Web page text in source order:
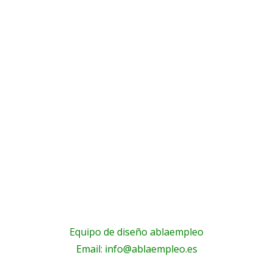
Equipo de diseño ablaempleo
Email: info@ablaempleo.es